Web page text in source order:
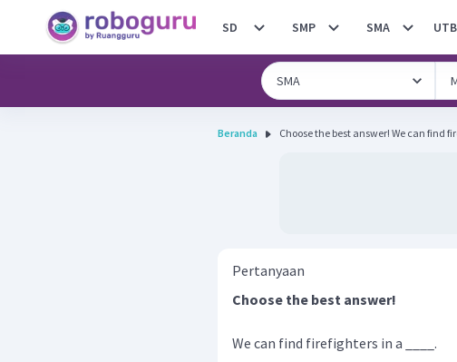
SD SMP SMA
Beranda Choose the best answer! We
Pertanyaan
Choose the best answer!
We can find firefighters in a ____.